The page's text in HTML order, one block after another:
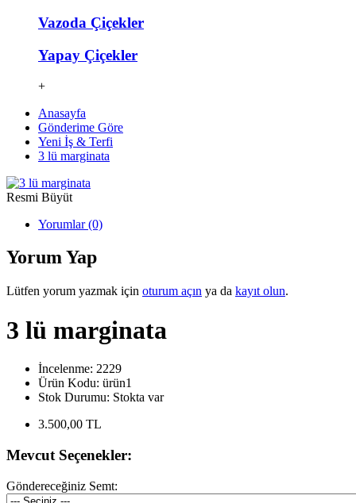
Vazoda Çiçekler
Yapay Çiçekler
+
Anasayfa
Gönderime Göre
Yeni İş & Terfi
3 lü marginata
Resmi Büyüt
Yorumlar (0)
Yorum Yap
Lütfen yorum yazmak için oturum açın ya da kayıt olun.
3 lü marginata
İncelenme: 2229
Ürün Kodu: ürün1
Stok Durumu: Stokta var
3.500,00 TL
Mevcut Seçenekler:
Göndereceğiniz Semt: